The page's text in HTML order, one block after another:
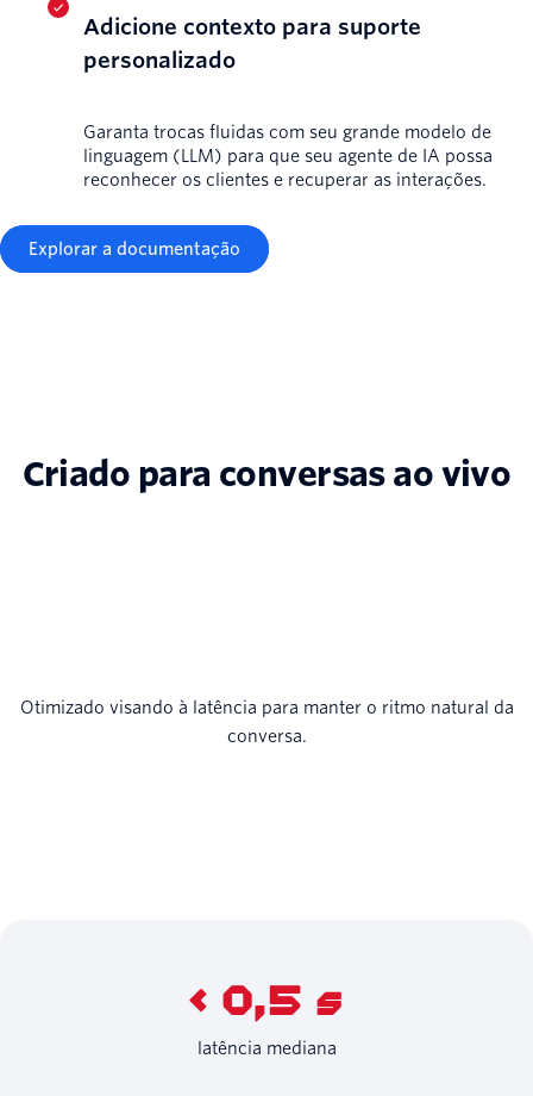
Adicione contexto para suporte
personalizado
Garanta trocas fluidas com seu grande modelo de
linguagem (LLM) para que seu agente de IA possa
reconhecer os clientes e recuperar as interações.
Explorar a documentação
Criado para conversas ao vivo
Otimizado visando à latência para manter o ritmo natural da
conversa.
< 0,5 s
latência mediana